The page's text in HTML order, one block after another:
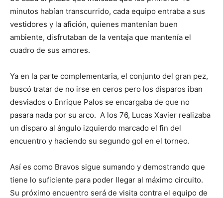
minutos habían transcurrido, cada equipo entraba a sus
vestidores y la afición, quienes mantenían buen
ambiente, disfrutaban de la ventaja que mantenía el
cuadro de sus amores.
Ya en la parte complementaria, el conjunto del gran pez,
buscó tratar de no irse en ceros pero los disparos iban
desviados o Enrique Palos se encargaba de que no
pasara nada por su arco. A los 76, Lucas Xavier realizaba
un disparo al ángulo izquierdo marcado el fin del
encuentro y haciendo su segundo gol en el torneo.
Así es como Bravos sigue sumando y demostrando que
tiene lo suficiente para poder llegar al máximo circuito.
Su próximo encuentro será de visita contra el equipo de